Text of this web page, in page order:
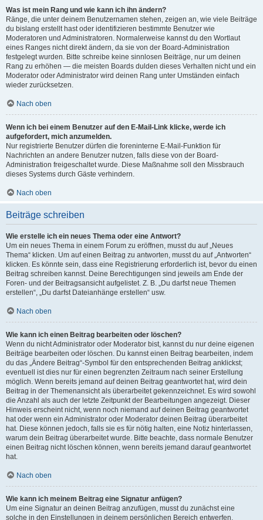
Was ist mein Rang und wie kann ich ihn ändern?
Ränge, die unter deinem Benutzernamen stehen, zeigen an, wie viele Beiträge
du bislang erstellt hast oder identifizieren bestimmte Benutzer wie
Moderatoren und Administratoren. Normalerweise kannst du den Wortlaut
eines Ranges nicht direkt ändern, da sie von der Board-Administration
festgelegt wurden. Bitte schreibe keine sinnlosen Beiträge, nur um deinen
Rang zu erhöhen — die meisten Boards dulden dieses Verhalten nicht und ein
Moderator oder Administrator wird deinen Rang unter Umständen einfach
wieder zurücksetzen.
Nach oben
Wenn ich bei einem Benutzer auf den E-Mail-Link klicke, werde ich
aufgefordert, mich anzumelden.
Nur registrierte Benutzer dürfen die foreninterne E-Mail-Funktion für
Nachrichten an andere Benutzer nutzen, falls diese von der Board-
Administration freigeschaltet wurde. Diese Maßnahme soll den Missbrauch
dieses Systems durch Gäste verhindern.
Nach oben
Beiträge schreiben
Wie erstelle ich ein neues Thema oder eine Antwort?
Um ein neues Thema in einem Forum zu eröffnen, musst du auf „Neues
Thema“ klicken. Um auf einen Beitrag zu antworten, musst du auf „Antworten“
klicken. Es könnte sein, dass eine Registrierung erforderlich ist, bevor du einen
Beitrag schreiben kannst. Deine Berechtigungen sind jeweils am Ende der
Foren- und der Beitragsansicht aufgelistet. Z. B. „Du darfst neue Themen
erstellen“, „Du darfst Dateianhänge erstellen“ usw.
Nach oben
Wie kann ich einen Beitrag bearbeiten oder löschen?
Wenn du nicht Administrator oder Moderator bist, kannst du nur deine eigenen
Beiträge bearbeiten oder löschen. Du kannst einen Beitrag bearbeiten, indem
du das „Ändere Beitrag“-Symbol für den entsprechenden Beitrag anklickst;
eventuell ist dies nur für einen begrenzten Zeitraum nach seiner Erstellung
möglich. Wenn bereits jemand auf deinen Beitrag geantwortet hat, wird dein
Beitrag in der Themenansicht als überarbeitet gekennzeichnet. Es wird sowohl
die Anzahl als auch der letzte Zeitpunkt der Bearbeitungen angezeigt. Dieser
Hinweis erscheint nicht, wenn noch niemand auf deinen Beitrag geantwortet
hat oder wenn ein Administrator oder Moderator deinen Beitrag überarbeitet
hat. Diese können jedoch, falls sie es für nötig halten, eine Notiz hinterlassen,
warum dein Beitrag überarbeitet wurde. Bitte beachte, dass normale Benutzer
einen Beitrag nicht löschen können, wenn bereits jemand darauf geantwortet
hat.
Nach oben
Wie kann ich meinem Beitrag eine Signatur anfügen?
Um eine Signatur an deinen Beitrag anzufügen, musst du zunächst eine
solche in den Einstellungen in deinem persönlichen Bereich entwerfen.